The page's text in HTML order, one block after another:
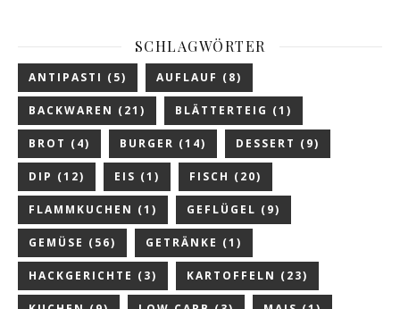
SCHLAGWÖRTER
ANTIPASTI (5) AUFLAUF (8)
BACKWAREN (21) BLÄTTERTEIG (1)
BROT (4) BURGER (14) DESSERT (9)
DIP (12) EIS (1) FISCH (20)
FLAMMKUCHEN (1) GEFLÜGEL (9)
GEMÜSE (56) GETRÄNKE (1)
HACKGERICHTE (3) KARTOFFELN (23)